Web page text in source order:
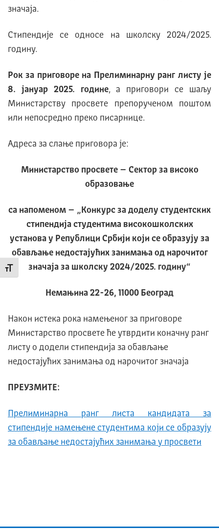
Промени величину слова
значаја.
Стипендије се односе на школску 2024/2025.
годину.
Рок за приговоре на Прелиминарну ранг листу је
8. јануар 2025. године, а приговори се шаљу
Министарству просвете препорученом поштом
или непосредно преко писарнице.
Адреса за слање приговора је:
Министарство просвете – Сектор за високо
образовање
са напоменом – „Конкурс за доделу студентских
стипендија студентима високошколских
установа у Републици Србији који се образују за
обављање недостајућих занимања од нарочитог
значаја за школску 2024/2025. годину“
Немањина 22-26, 11000 Београд
Након истека рока намењеног за приговоре
Министарство просвете ће утврдити коначну ранг
листу о додели стипендија за обављање
недостајућих занимања од нарочитог значаја
ПРЕУЗМИТЕ:
Прелиминарна ранг листа кандидата за
стипендије намењене студентима који се образују
за обављање недостајућих занимања у просвети